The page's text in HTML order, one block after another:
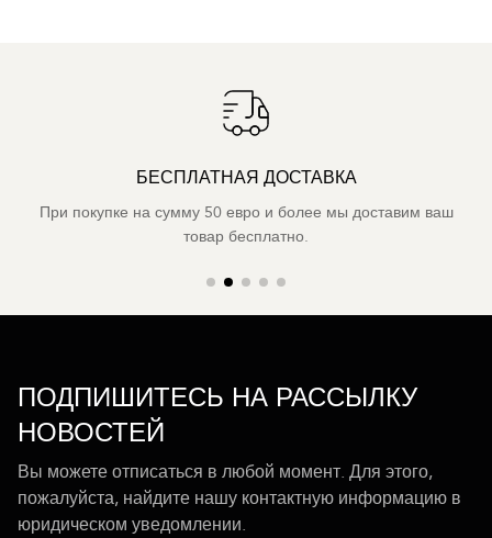
БЕСПЛАТНАЯ ДОСТАВКА
При покупке на сумму 50 евро и более мы доставим ваш
товар бесплатно.
ПОДПИШИТЕСЬ НА РАССЫЛКУ
НОВОСТЕЙ
Вы можете отписаться в любой момент. Для этого,
пожалуйста, найдите нашу контактную информацию в
юридическом уведомлении.